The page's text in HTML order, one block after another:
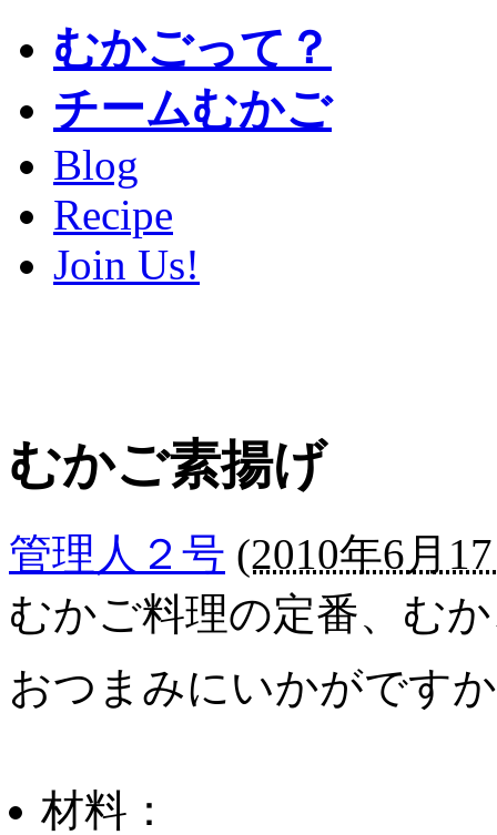
むかごって？
チームむかご
Blog
Recipe
Join Us!
むかご素揚げ
管理人２号 (2010年6月
むかご料理の定番、む
おつまみにいかがです
材料：